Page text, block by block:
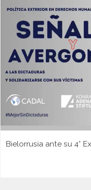
Bielorrusia ante su 4°